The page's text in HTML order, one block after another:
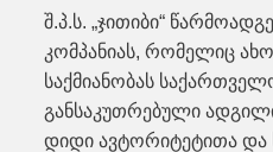
შ.პ.ს. „ჯითიბი“
კომპანიას, რომელიც
საქმიანობას
განსაკუთრებული
დიდი ავტორიტეტითა